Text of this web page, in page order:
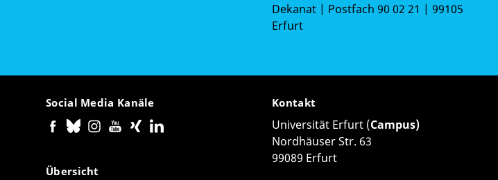
Dekanat | Postfach 90 02 21 | 99105
Erfurt
Social Media Kanäle
Übersicht
Kontakt
Universität Erfurt (Campus)
Nordhäuser Str. 63
99089 Erfurt